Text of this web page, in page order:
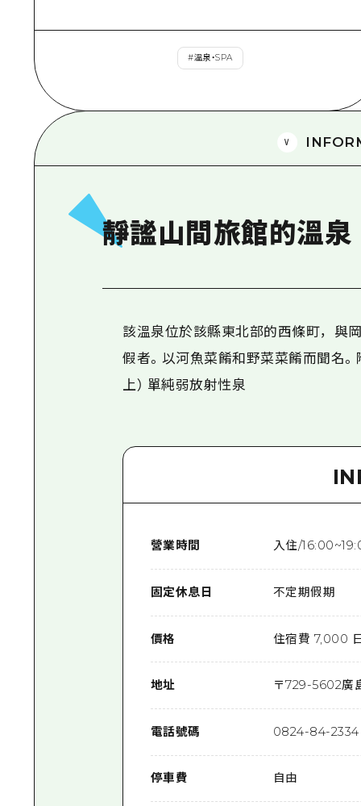
#溫泉・SPA
靜謐山間旅館的溫泉
該溫泉位於該縣東北部的西條町，與
假者。以河魚菜餚和野菜菜餚而聞名
上） 單純弱放射性泉
營業時間 入住/
固定休息日 不定期假期
價格 住宿費 7,000
地址 〒729-5602廣
電話號碼 0824-84-2334
停車費 自由